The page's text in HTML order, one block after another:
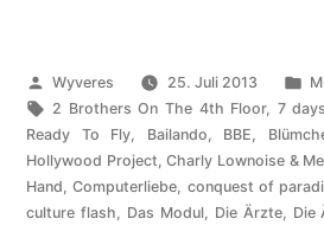
Veröffentlicht
von
Wyveres 25. Juli 2013
Schlagwörter:
2 Brothers On The 4th Floor, 7
Ready To Fly
Bailando BBE
Hollywood Project ,Charly Lownoise &
Hand ,Computerliebe conquest of
culture flash
Das Modul, Die Ärzte, Die